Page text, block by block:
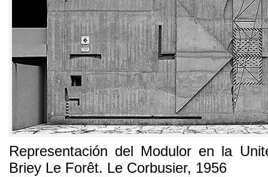
Representación del Modulor en la
Briey Le Forêt. Le Corbusier, 1956